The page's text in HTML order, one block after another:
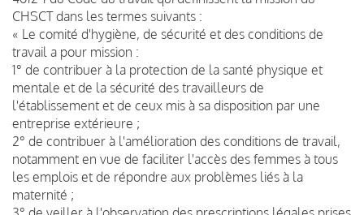
CHSCT dans les termes suivants :
« Le comité d'hygiène, de sécurité et des conditions de
travail a pour mission :
1° de contribuer à la protection de la santé physique et
mentale et de la sécurité des travailleurs de
l'établissement et de ceux mis à sa disposition par une
entreprise extérieure ;
2° de contribuer à l'amélioration des conditions de travail,
notamment en vue de faciliter l'accès des femmes à tous
les emplois et de répondre aux problèmes liés à la
maternité ;